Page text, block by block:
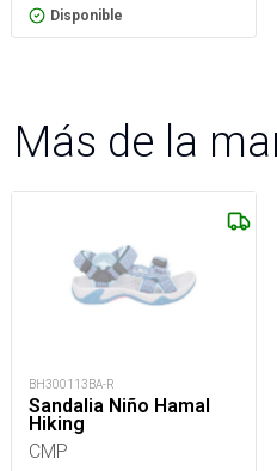
Disponible
Más de la
BH300113BA-R
Sandalia Niño Hamal
Hiking
CMP